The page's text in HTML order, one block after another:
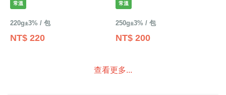
常溫
220g±3% / 包
NT$ 220
常溫
250g±3% / 包
NT$ 200
查看更多...